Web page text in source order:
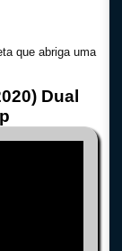
que abriga uma
Dual